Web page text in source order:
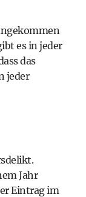
es in jeder
das
jeder
Jahr
Eintrag im